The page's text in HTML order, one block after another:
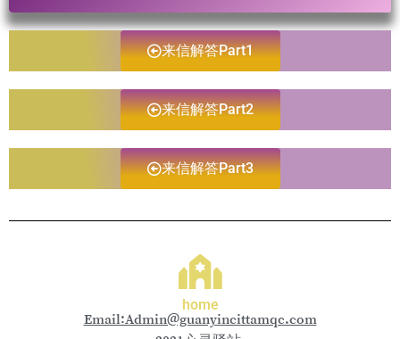
来信解答Part1
来信解答Part2
来信解答Part3
home
Email:Admin@guanyincittamqc.com